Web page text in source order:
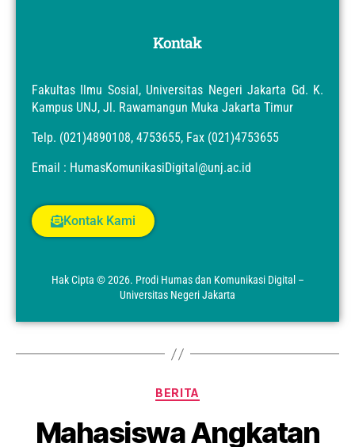
Kontak
Fakultas Ilmu Sosial, Universitas Negeri Jakarta Gd. K.
Kampus UNJ, Jl. Rawamangun Muka Jakarta Timur
Telp. (021)4890108, 4753655, Fax (021)4753655
Email : HumasKomunikasiDigital@unj.ac.id
Kontak Kami
Hak Cipta © 2026. Prodi Humas dan Komunikasi Digital –
Universitas Negeri Jakarta
BERITA
Mahasiswa Angkatan